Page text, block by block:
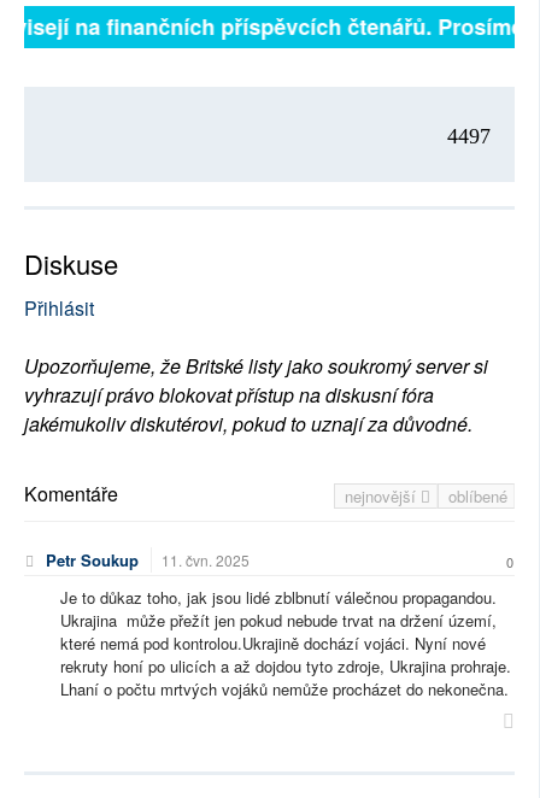
na finančních příspěvcích čtenářů. Prosíme,
4497
Diskuse
Přihlásit
Upozorňujeme, že Britské listy jako soukromý server si
vyhrazují právo blokovat přístup na diskusní fóra
jakémukoliv diskutérovi, pokud to uznají za důvodné.
nejnovější oblíbené
Komentáře
Petr Soukup 11. čvn. 2025 0
Je to důkaz toho, jak jsou lidé zblbnutí válečnou propagandou.
Ukrajina může přežít jen pokud nebude trvat na držení území,
které nemá pod kontrolou.Ukrajině dochází vojáci. Nyní nové
rekruty honí po ulicích a až dojdou tyto zdroje, Ukrajina prohraje.
Lhaní o počtu mrtvých vojáků nemůže procházet do nekonečna.